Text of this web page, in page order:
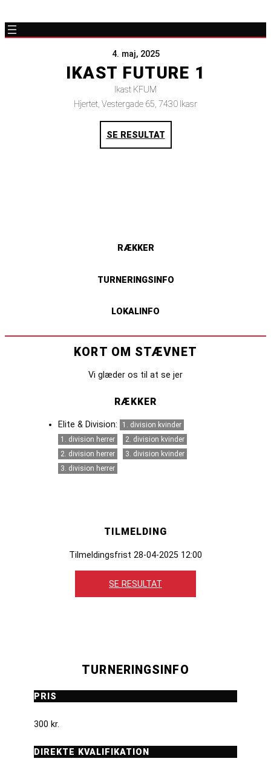
4. maj, 2025
IKAST FUTURE 1
Ikast KFUM
Hjertet, Vestergade 65, 7430 Ikasr
SE RESULTAT
RÆKKER
TURNERINGSINFO
LOKALINFO
KORT OM STÆVNET
Vi glæder os til at se jer
RÆKKER
Elite & Division:
1. division kvinder
1. division herrer
2. division kvinder
2. division herrer
3. division kvinder
3. division herrer
TILMELDING
Tilmeldingsfrist 28-04-2025 12:00
SE RESULTAT
TURNERINGSINFO
PRIS
300 kr.
DIREKTE KVALIFIKATION